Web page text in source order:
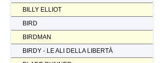
BILLY ELLIOT
BIRD
BIRDMAN
BIRDY - LE ALI DELLA LIBERTÀ